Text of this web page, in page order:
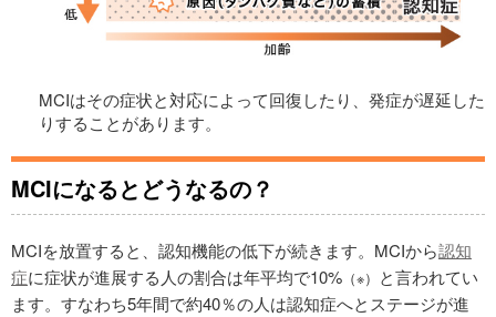
MCIはその症状と対応によって回復したり、発症が遅延した
りすることがあります。
MCIになるとどうなるの？
MCIを放置すると、認知機能の低下が続きます。MCIから認知
症に症状が進展する人の割合は年平均で10% （※） と言われてい
ます。すなわち5年間で約40％の人は認知症へとステージが進